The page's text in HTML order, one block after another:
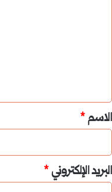
ق
*
الاسم*
البريد الإلكتروني*